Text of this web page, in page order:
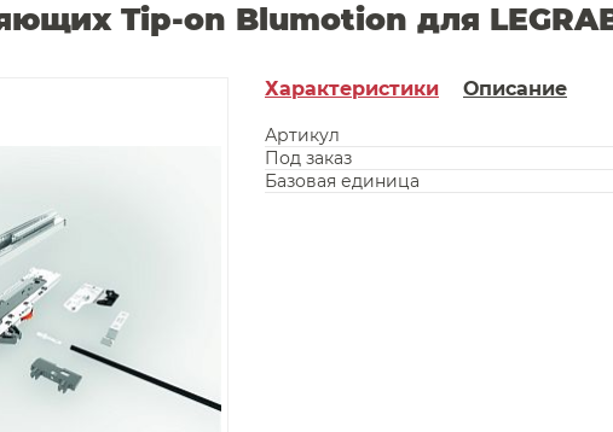
Tip-on Blumotion для
Характеристики Описание
Артикул
Под заказ
Базовая единица